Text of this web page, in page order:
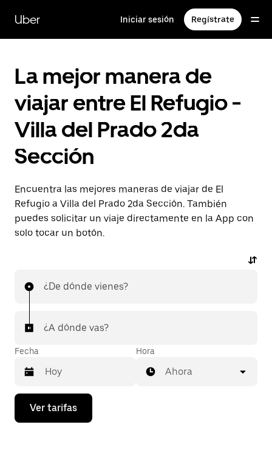
contenido
principal
Uber Iniciar sesión Regístrate
La mejor manera de
viajar entre El Refugio -
Villa del Prado 2da
Sección
Encuentra las mejores maneras de viajar de El
Refugio a Villa del Prado 2da Sección. También
puedes solicitar un viaje directamente en la App con
solo tocar un botón.
¿De dónde vienes?
¿A dónde vas?
Fecha
Presiona
flecha
Hora
Ahora
Ver tarifas